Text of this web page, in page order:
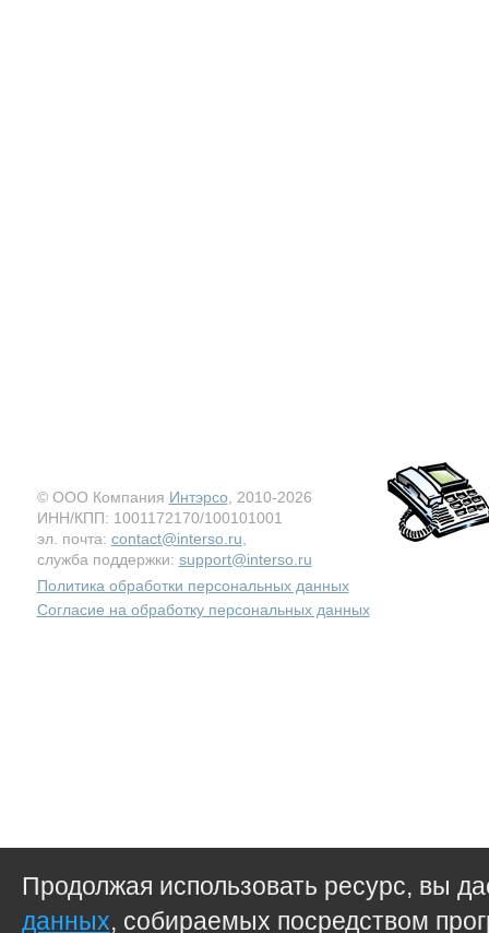
© ООО Компания Интэрсо , 2010-2026
ИНН/КПП: 1001172170/100101001
эл. почта: contact@interso.ru
служба поддержки: support@interso.ru
Политика обработки персональных данных
Согласие на обработку персональных данных
Продолжая использовать ресурс, вы
данных, собираемых посредством